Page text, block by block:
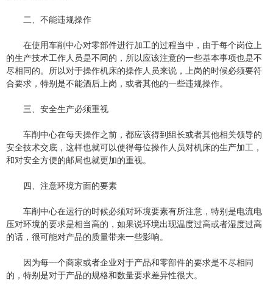
二、不能违规操作
在使用车削中心对零部件进行加工的过程当中，由于每个岗位上
的生产技术工作人员是不同的，所以应该注意的一些基本事项也是不
尽相同的。所以对于操作机床的操作人员来说，上岗的时候必须要符
合要求，特别是不能酒后上岗，或者其他的一些违规操作。
三、安全生产必须重视
车削中心在每天操作之前，都应该得到组长或者其他相关领导的
安全技术交底，这样也就可以使得每位操作人员对机床的生产加工，
和对安全方便的邮局也就更加的重视。
四、注意环境方面的要素
车削中心在运行的时候必须对环境要素有所注意，特别是电流电
压对环境的要求是相当高的，如果说环境出现温度过高或者湿度过高
的话，很可能对产品的质量带来一些影响。
因为每一个商家或者企业对于产品和零部件的要求是不尽相同
的，特别是对于产品的规格和数量要求差异性很大。